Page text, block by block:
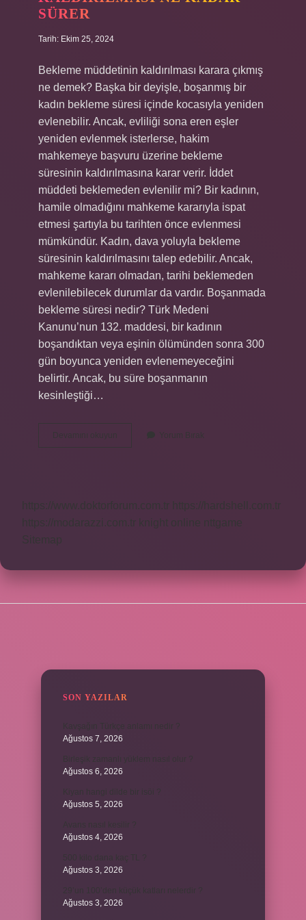
SÜRER
Tarih: Ekim 25, 2024
Bekleme müddetinin kaldırılması karara çıkmış
ne demek? Başka bir deyişle, boşanmış bir
kadın bekleme süresi içinde kocasıyla yeniden
evlenebilir. Ancak, evliliği sona eren eşler
yeniden evlenmek isterlerse, hakim
mahkemeye başvuru üzerine bekleme
süresinin kaldırılmasına karar verir. İddet
müddeti beklemeden evlenilir mi? Bir kadının,
hamile olmadığını mahkeme kararıyla ispat
etmesi şartıyla bu tarihten önce evlenmesi
mümkündür. Kadın, dava yoluyla bekleme
süresinin kaldırılmasını talep edebilir. Ancak,
mahkeme kararı olmadan, tarihi beklemeden
evlenilebilecek durumlar da vardır. Boşanmada
bekleme süresi nedir? Türk Medeni
Kanunu’nun 132. maddesi, bir kadının
boşandıktan veya eşinin ölümünden sonra 300
gün boyunca yeniden evlenemeyeceğini
belirtir. Ancak, bu süre boşanmanın
kesinleştiği…
Bekleme
Yorum Bırak
https://www.doktorforum.com.tr
https://hardshell.com.tr
https://modarazzi.com.tr
knight online
nttgame
SON YAZILAR
Ağustos 7, 2026
Ağustos 6, 2026
Ağustos 5, 2026
Ağustos 4, 2026
Ağustos 3, 2026
Ağustos 3, 2026